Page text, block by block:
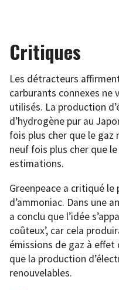
Critiques
Les détracteurs
carburants connexes ne
utilisés. La production
d’hydrogène pur au
fois plus cher que le gaz
neuf fois plus cher que
estimations.
Greenpeace a critiqué
d’ammoniac. Dans une
a conclu que l’idée
coûteux’, car cela
émissions de gaz à
que la production
renouvelables.